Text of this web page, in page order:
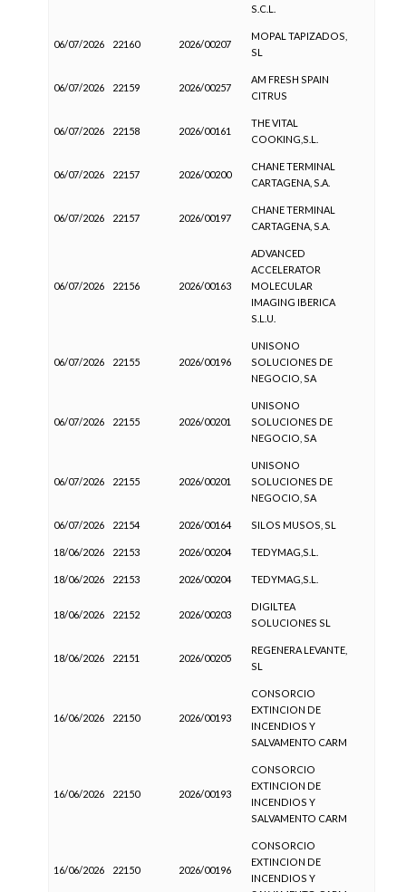
S.C.L.
06/07/2026 22160 2026/00207
MOPAL TAPIZADOS,
SL
06/07/2026 22159 2026/00257
AM FRESH SPAIN
CITRUS
06/07/2026 22158 2026/00161
THE VITAL
COOKING,S.L.
06/07/2026 22157 2026/00200
CHANE TERMINAL
CARTAGENA, S.A.
06/07/2026 22157 2026/00197
CHANE TERMINAL
CARTAGENA, S.A.
06/07/2026 22156 2026/00163
ADVANCED
ACCELERATOR
MOLECULAR
IMAGING IBERICA
S.L.U.
06/07/2026 22155 2026/00196
UNISONO
SOLUCIONES DE
NEGOCIO, SA
06/07/2026 22155 2026/00201
UNISONO
SOLUCIONES DE
NEGOCIO, SA
06/07/2026 22155 2026/00201
UNISONO
SOLUCIONES DE
NEGOCIO, SA
06/07/2026 22154 2026/00164 SILOS MUSOS, SL
18/06/2026 22153 2026/00204 TEDYMAG,S.L.
18/06/2026 22153 2026/00204 TEDYMAG,S.L.
18/06/2026 22152 2026/00203
DIGILTEA
SOLUCIONES SL
18/06/2026 22151 2026/00205
REGENERA LEVANTE,
SL
16/06/2026 22150 2026/00193
CONSORCIO
EXTINCION DE
INCENDIOS Y
SALVAMENTO CARM
16/06/2026 22150 2026/00193
CONSORCIO
EXTINCION DE
INCENDIOS Y
SALVAMENTO CARM
16/06/2026 22150 2026/00196
CONSORCIO
EXTINCION DE
INCENDIOS Y